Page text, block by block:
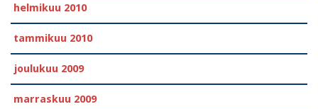
helmikuu 2010
tammikuu 2010
joulukuu 2009
marraskuu 2009